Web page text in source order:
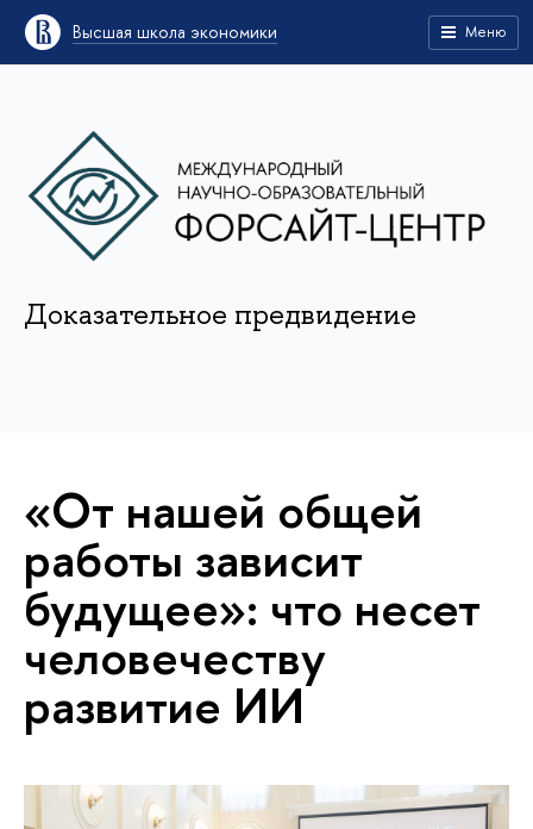
Высшая школа экономики Меню
Доказательное предвидение
«От нашей общей
работы зависит
будущее»: что несет
человечеству
развитие ИИ